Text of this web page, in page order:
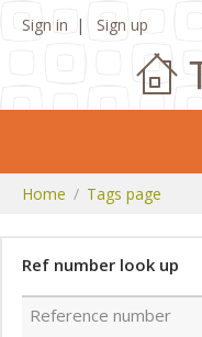
Sign in Sign up
Home Tags page
Ref number look up